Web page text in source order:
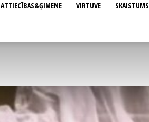
ATTIECĪBAS&ĢIMENE VIRTUVE SKAISTUMS